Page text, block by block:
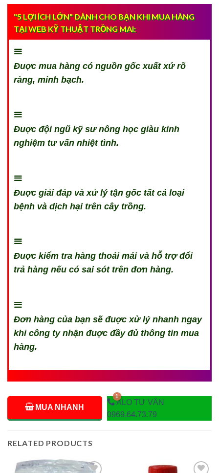
"5 LỢI ÍCH LỚN" DÀNH CHO BẠN KHI MUA HÀNG
TẠI WEB KỸ THUẬT TRỒNG MAI:
Đuợc mua hàng có nguồn gốc xuất xứ rõ
ràng, minh bạch.
Đuợc đội ngũ kỹ sư nông học giàu kinh
nghiệm tư vấn nhiệt tình.
Đuợc giải đáp và xử lý tận gốc tất cả loại
bệnh và dịch hại trên cây trồng.
Đuợc kiểm tra hàng thoải mái và hỗ trợ đổi
trả hàng nếu có sai sót trên đơn hàng.
Đơn hàng của bạn sẽ đuợc xử lý nhanh ngay
khi công ty nhận đuợc đầy đủ thông tin mua
hàng.
MUA NHANH
ALO TƯ VẤN
0969.64.73.79
RELATED PRODUCTS